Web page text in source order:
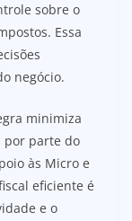
sobre o
Essa
negócio.
minimiza
por parte do
às Micro e
eficiente é
e o